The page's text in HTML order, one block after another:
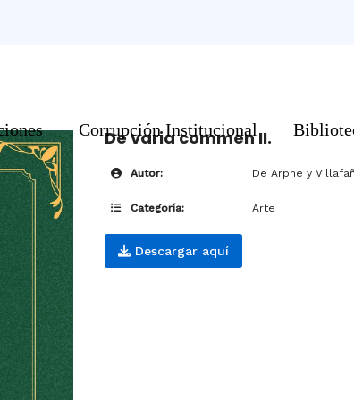
Corrupción Institucional
De varia commen II.
Autor: De Arphe y
Categoría: Arte
Descargar aquí